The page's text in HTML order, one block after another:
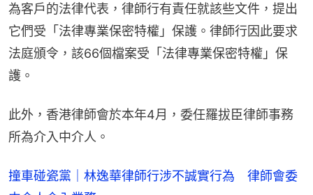
為客戶的法律代表，律師行有責任就該些文件，提出
它們受「法律專業保密特權」保護。律師行因此要求
法庭頒令，該66個檔案受「法律專業保密特權」保
護。
此外，香港律師會於本年4月，委任羅拔臣律師事務
所為介入中介人。
撞車碰瓷黨｜林逸華律師行涉不誠實行為 律師會委